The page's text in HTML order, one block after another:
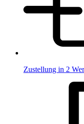
Zustellung in 2